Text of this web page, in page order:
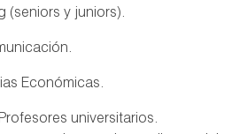
(seniors y juniors).
Económicas.
universitarios.